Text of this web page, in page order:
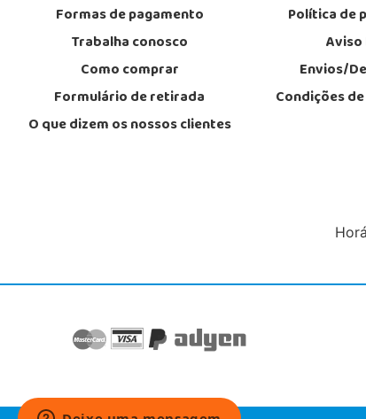
Formas de pagamento
Trabalha conosco
Como comprar
Formulário de retirada
O que dizem os nossos clientes
Política de
Envios/
Condições